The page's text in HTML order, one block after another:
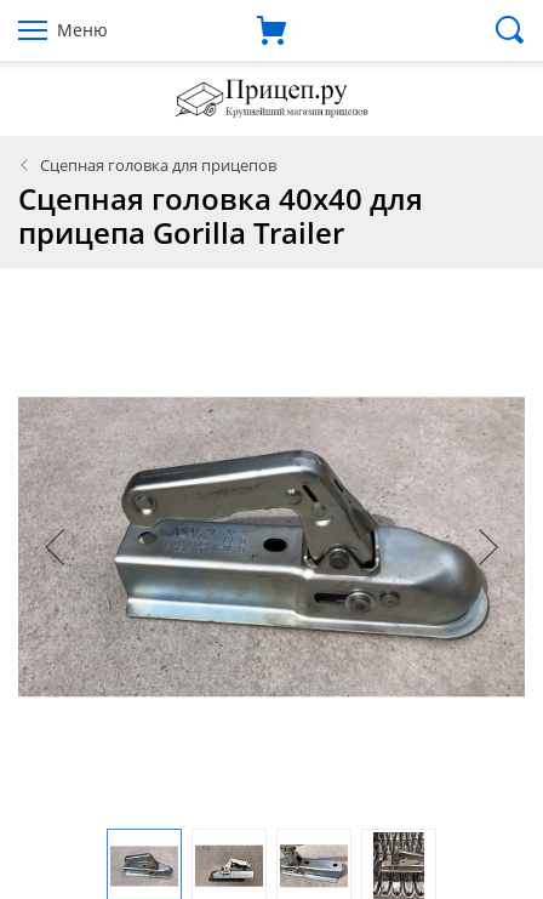
Меню
Сцепная головка для прицепов
Сцепная головка 40х40 для
прицепа Gorilla Trailer